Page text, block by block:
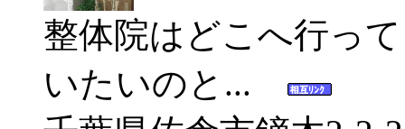
整体院はどこへ行っ
いたいのと...